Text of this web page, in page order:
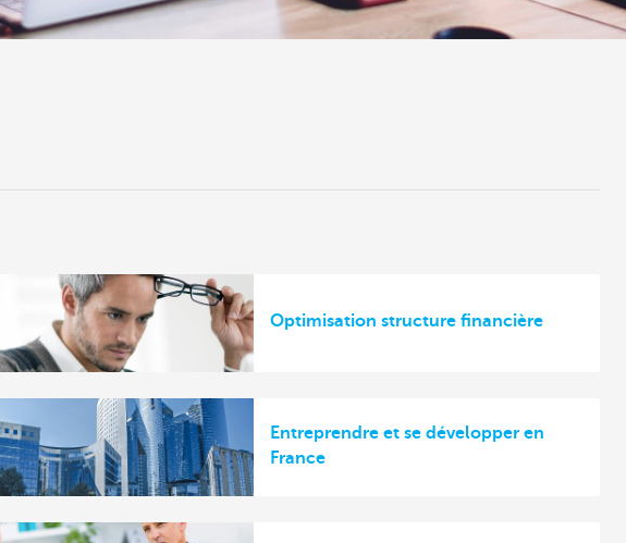
Optimisation structure financière
Entreprendre et se développer en
France